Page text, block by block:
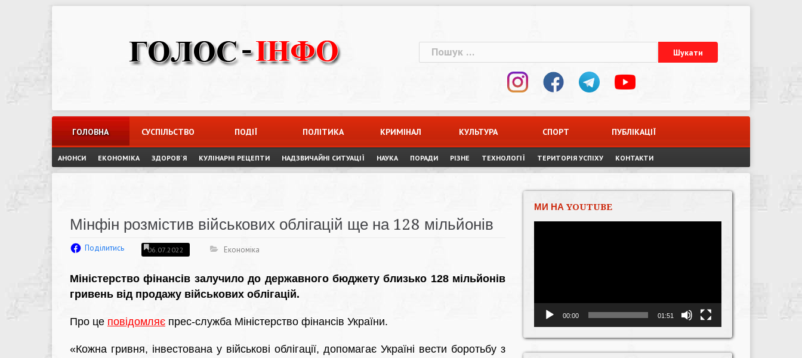
Пошук:
ГОЛОВНА СУСПІЛЬСТВО ПОДІЇ ПОЛІТИКА КРИМІНАЛ КУЛЬТУРА СПОРТ ПУБЛІКАЦІЇ
АНОНСИ ЕКОНОМІКА ЗДОРОВ`Я КУЛІНАРНІ РЕЦЕПТИ НАДЗВИЧАЙНІ СИТУАЦІЇ НАУКА ПОРАДИ РІЗНЕ ТЕХНОЛОГІЇ ТЕРИТОРІЯ УСПІХУ КОНТАКТИ
Мінфін розмістив військових облігацій ще на 128 мільйонів
Поділитись 06.07.2022 Економіка
Міністерство фінансів залучило до державного бюджету близько 128 мільйонів
гривень від продажу військових облігацій.
Про це повідомляє прес-служба Міністерство фінансів України.
«Кожна гривня, інвестована у військові облігації, допомагає Україні вести боротьбу з
МИ НА YOUTUBE
00:00 01:51